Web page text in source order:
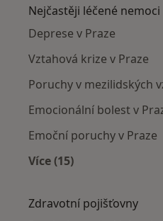
Nejčastěji léčené nemoci
Deprese v Praze
Vztahová krize v Praze
Poruchy v mezilidských
Emocionální bolest v
Emoční poruchy v Praze
Více (15)
Zdravotní pojišťovny